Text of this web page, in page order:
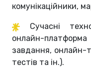
комунікаційники,
Сучасні
онлайн-платформа
завдання, онлайн-
тестів та ін.).